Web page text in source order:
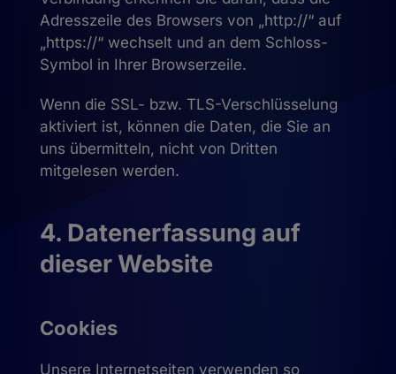
Adresszeile des Browsers von „http://“ auf
„https://“ wechselt und an dem Schloss-
Symbol in Ihrer Browserzeile.
Wenn die SSL- bzw. TLS-Verschlüsselung
aktiviert ist, können die Daten, die Sie an
uns übermitteln, nicht von Dritten
mitgelesen werden.
4. Datenerfassung auf
dieser Website
Cookies
Unsere Internetseiten verwenden so